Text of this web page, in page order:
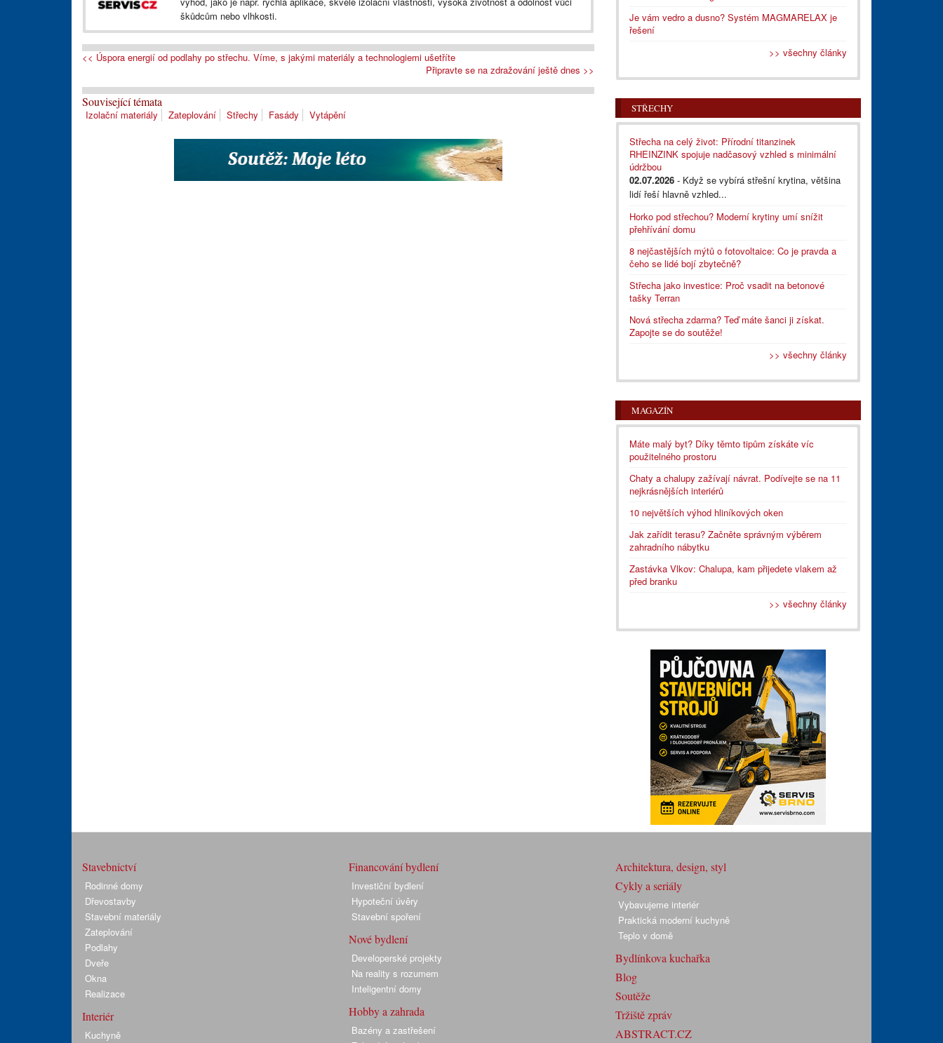
škůdcům nebo vlhkosti.
<< Úspora energií od podlahy po střechu. Víme, s jakými materiály a technologiemi ušetříte
Připravte se na zdražování ještě dnes >>
Související témata
Izolační materiály Zateplování Střechy Fasády Vytápění
Je vám vedro a dusno? Systém MAGMARELAX je
řešení
>> všechny články
STŘECHY
Střecha na celý život: Přírodní titanzinek
RHEINZINK spojuje nadčasový vzhled s minimální
údržbou
02.07.2026 - Když se vybírá střešní krytina, většina
lidí řeší hlavně vzhled...
Horko pod střechou? Moderní krytiny umí snížit
přehřívání domu
8 nejčastějších mýtů o fotovoltaice: Co je pravda a
čeho se lidé bojí zbytečně?
Střecha jako investice: Proč vsadit na betonové
tašky Terran
Nová střecha zdarma? Teď máte šanci ji získat.
Zapojte se do soutěže!
>> všechny články
MAGAZÍN
Máte malý byt? Díky těmto tipům získáte víc
použitelného prostoru
Chaty a chalupy zažívají návrat. Podívejte se na 11
nejkrásnějších interiérů
10 největších výhod hliníkových oken
Jak zařídit terasu? Začněte správným výběrem
zahradního nábytku
Zastávka Vlkov: Chalupa, kam přijedete vlakem až
před branku
>> všechny články
Stavebnictví
Rodinné domy
Dřevostavby
Stavební materiály
Zateplování
Podlahy
Dveře
Okna
Realizace
Interiér
Kuchyně
Financování bydlení
Investiční bydlení
Hypoteční úvěry
Stavební spoření
Nové bydlení
Developerské projekty
Na reality s rozumem
Inteligentní domy
Hobby a zahrada
Bazény a zastřešení
Architektura, design, styl
Cykly a seriály
Vybavujeme interiér
Praktická moderní kuchyně
Teplo v domě
Bydlínkova kuchařka
Blog
Soutěže
Tržiště zpráv
ABSTRACT.CZ